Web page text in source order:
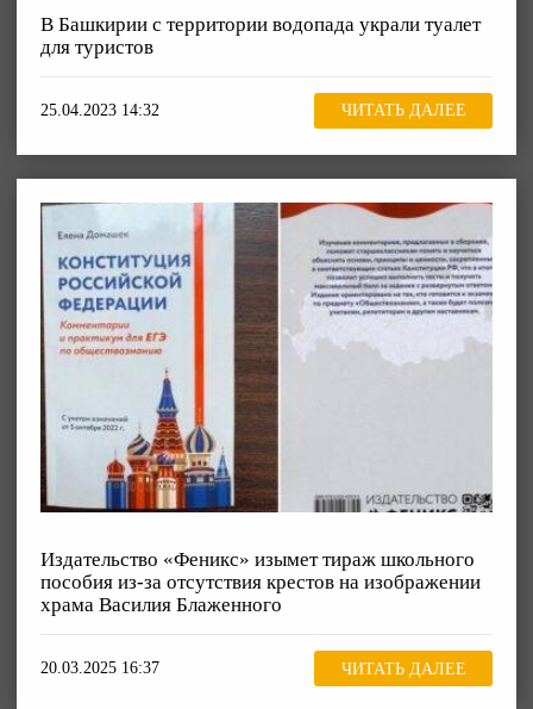
В Башкирии с территории водопада украли туалет
для туристов
25.04.2023 14:32 ЧИТАТЬ ДАЛЕЕ
Издательство «Феникс» изымет тираж школьного
пособия из-за отсутствия крестов на изображении
храма Василия Блаженного
20.03.2025 16:37 ЧИТАТЬ ДАЛЕЕ